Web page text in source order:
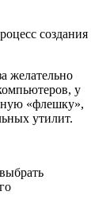
создания
желательно
у
«флешку»,
утилит.